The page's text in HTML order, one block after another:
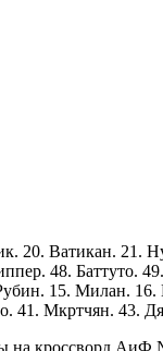
20. Ватикан.
48. Баттуто.
15. Милан.
41. Мкртчян. 43.
на кроссворд АиФ